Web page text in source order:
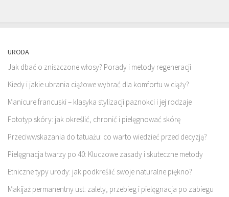
URODA
Jak dbać o zniszczone włosy? Porady i metody regeneracji
Kiedy i jakie ubrania ciążowe wybrać dla komfortu w ciąży?
Manicure francuski – klasyka stylizacji paznokci i jej rodzaje
Fototyp skóry: jak określić, chronić i pielęgnować skórę
Przeciwwskazania do tatuażu: co warto wiedzieć przed decyzją?
Pielęgnacja twarzy po 40: Kluczowe zasady i skuteczne metody
Etniczne typy urody: jak podkreślić swoje naturalne piękno?
Makijaż permanentny ust: zalety, przebieg i pielęgnacja po zabiegu